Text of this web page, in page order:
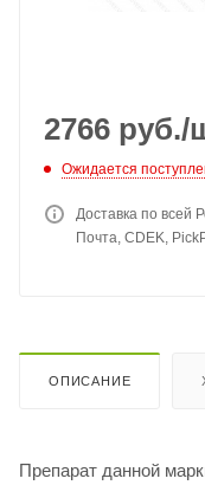
2766 руб./
Ожидается
Доставка по всей
Почта, CDEK,
ОПИСАНИЕ
Препарат данной